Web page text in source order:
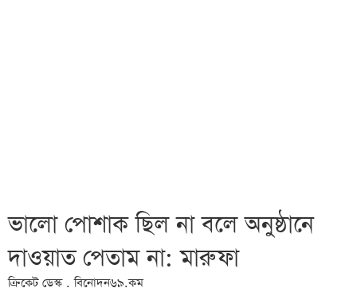
ভালো পোশাক ছিল না বলে অনুষ্ঠানে
দাওয়াত পেতাম না: মারুফা
ক্রিকেট ডেস্ক . বিনোদন৬৯.কম